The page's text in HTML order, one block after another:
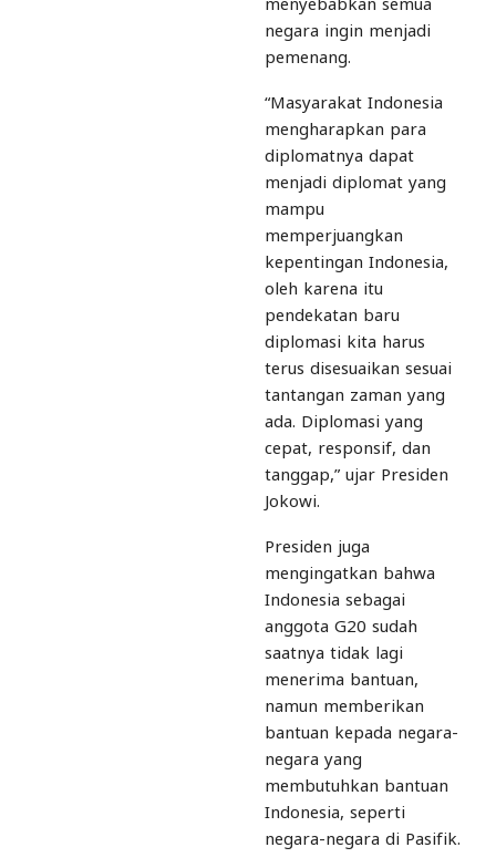
negara ingin menjadi
pemenang.
“Masyarakat Indonesia
mengharapkan para
diplomatnya dapat
menjadi diplomat yang
mampu
memperjuangkan
kepentingan Indonesia,
oleh karena itu
pendekatan baru
diplomasi kita harus
terus disesuaikan sesuai
tantangan zaman yang
ada. Diplomasi yang
cepat, responsif, dan
tanggap,” ujar Presiden
Jokowi.
Presiden juga
mengingatkan bahwa
Indonesia sebagai
anggota G20 sudah
saatnya tidak lagi
menerima bantuan,
namun memberikan
bantuan kepada negara-
negara yang
membutuhkan bantuan
Indonesia, seperti
negara-negara di Pasifik.